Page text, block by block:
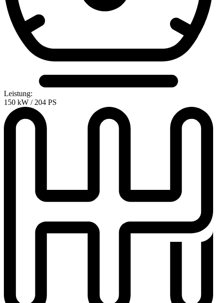
Leistung:
150 kW / 204 PS